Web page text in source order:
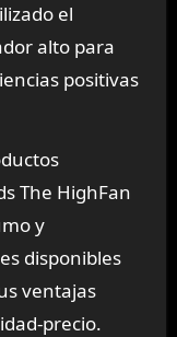
el
alto para
positivas
The HighFan
y
disponibles
ventajas
precio.